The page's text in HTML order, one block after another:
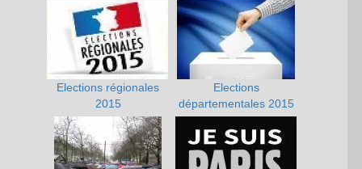
Elections régionales
2015
Elections
départementales 2015